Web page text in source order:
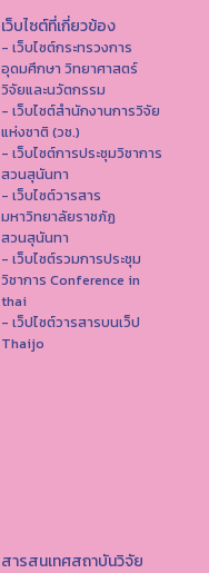
เว็บไซต์ที่เกี่ยวข้อง
- เว็บไซต์กระทรวงการ
อุดมศึกษา วิทยาศาสตร์
วิจัยและนวัตกรรม
- เว็บไซต์สำนักงานการวิจัย
แห่งชาติ (วช.)
- เว็บไซต์การประชุมวิชาการ
สวนสุนันทา
- เว็บไซต์วารสาร
มหาวิทยาลัยราชภัฏ
สวนสุนันทา
- เว็บไซต์รวมการประชุม
วิชาการ Conference in
thai
- เว็ปไซต์วารสารบนเว็ป
Thaijo
สารสนเทศสถาบันวิจัย